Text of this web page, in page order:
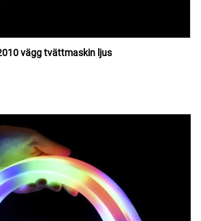
vägg tvättmaskin ljus